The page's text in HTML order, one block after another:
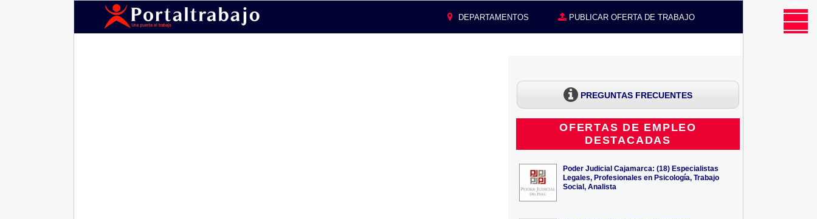
DEPARTAMENTOS PUBLICAR OFERTA DE TRABAJO
PREGUNTAS FRECUENTES
OFERTAS DE EMPLEO
DESTACADAS
Poder Judicial Cajamarca: (18) Especialistas
Legales, Profesionales en Psicología, Trabajo
Social, Analista